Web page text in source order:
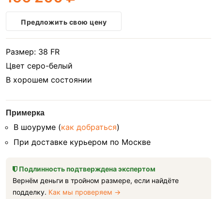
Предложить свою цену
Размер: 38 FR
Цвет серо-белый
В хорошем состоянии
Примерка
В шоуруме (как добраться)
При доставке курьером по Москве
Подлинность подтверждена экспертом
Вернём деньги в тройном размере, если найдёте
подделку. Как мы проверяем →